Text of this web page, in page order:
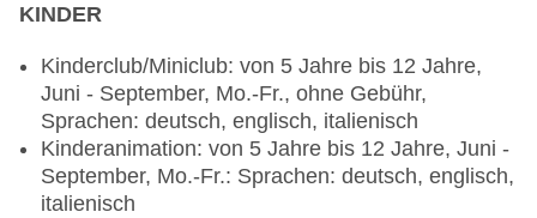
KINDER
Kinderclub/Miniclub: von 5 Jahre bis 12 Jahre,
Juni - September, Mo.-Fr., ohne Gebühr,
Sprachen: deutsch, englisch, italienisch
Kinderanimation: von 5 Jahre bis 12 Jahre, Juni -
September, Mo.-Fr.: Sprachen: deutsch, englisch,
italienisch